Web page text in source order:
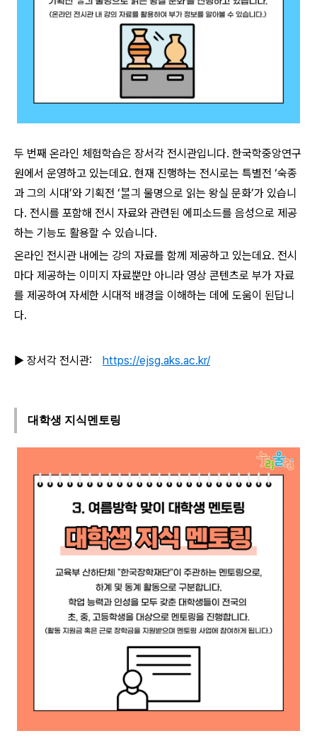
두 번째 온라인 체험학습은 장서각 전시관입니다. 한국학중앙연구
원에서 운영하고 있는데요. 현재 진행하는 전시로는 특별전 ‘숙종
과 그의 시대’와 기획전 ‘ᄇᆞᆯ긔 물명으로 읽는 왕실 문화’가 있습니
다. 전시를 포함해 전시 자료와 관련된 에피소드를 음성으로 제공
하는 기능도 활용할 수 있습니다.
온라인 전시관 내에는 강의 자료를 함께 제공하고 있는데요. 전시
마다 제공하는 이미지 자료뿐만 아니라 영상 콘텐츠로 부가 자료
를 제공하여 자세한 시대적 배경을 이해하는 데에 도움이 된답니
다.
▶ 장서각 전시관: https://ejsg.aks.ac.kr/
대학생 지식멘토링